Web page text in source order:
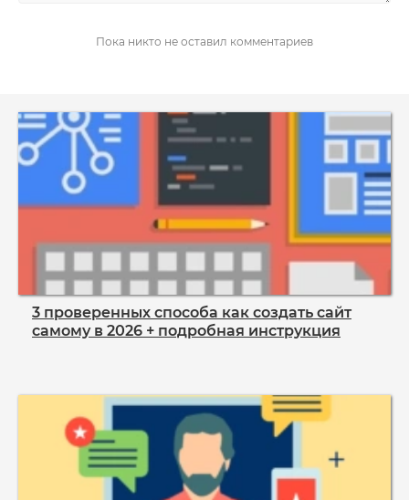
Пока никто не оставил комментариев
3 проверенных способа как создать сайт
самому в 2026 + подробная инструкция